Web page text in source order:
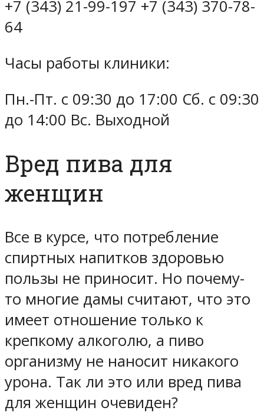
+7 (343) 21-99-197 +7 (343) 370-78-
64
Часы работы клиники:
Пн.-Пт. с 09:30 до 17:00 Сб. с 09:30
до 14:00 Вс. Выходной
Вред пива для
женщин
Все в курсе, что потребление
спиртных напитков здоровью
пользы не приносит. Но почему-
то многие дамы считают, что это
имеет отношение только к
крепкому алкоголю, а пиво
организму не наносит никакого
урона. Так ли это или вред пива
для женщин очевиден?